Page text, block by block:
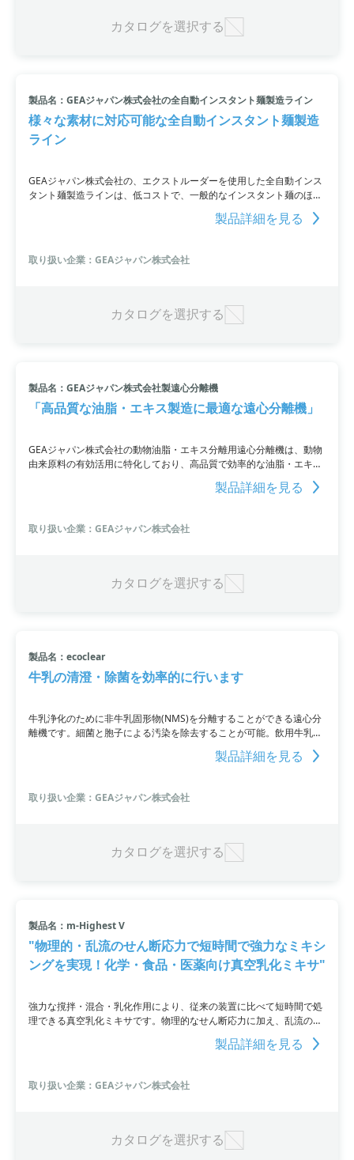
す。さらにフライ工程の効率化や洗浄の簡素化を図ることができま
カタログを選択する
製品名：GEAジャパン株式会社の全自動インスタント麺製造ライン
様々な素材に対応可能な全自動インスタント麺製造
ライン
GEAジャパン株式会社の、エクストルーダーを使用した全自動インス
タント麺製造ラインは、低コストで、一般的なインスタント麺のほ
か、米粉麺など様々な素材を麺にすることが可能です。シート成形か
ら麺のカット、茹で工程やフライ工程まで、全ての工程に対応し、乾
製品詳細を見る
取り扱い企業：GEAジャパン株式会社
カタログを選択する
製品名：GEAジャパン株式会社製遠心分離機
「高品質な油脂・エキス製造に最適な遠心分離機」
GEAジャパン株式会社の動物油脂・エキス分離用遠心分離機は、動物
由来原料の有効活用に特化しており、高品質で効率的な油脂・エキス
の製造を実現し、単体供給からユニット供給まで様々な要望に対応可
能です。また、3相分離機能やCIP対応で、幅広いグレードにも対応で
製品詳細を見る
取り扱い企業：GEAジャパン株式会社
カタログを選択する
製品名：ecoclear
牛乳の清澄・除菌を効率的に行います
牛乳浄化のために非牛乳固形物(NMS)を分離することができる遠心分
離機です。細菌と胞子による汚染を除去することが可能。飲用牛乳や
チーズ作り用牛乳の浄化、乳清濃縮物の加工まで広範囲に対応してい
ます。スラッジ排出量の削減、完全自動洗浄機能も備えています。メ
か、お問い合わせください。
製品詳細を見る
取り扱い企業：GEAジャパン株式会社
カタログを選択する
製品名：m-Highest V
"物理的・乱流のせん断応力で短時間で強力なミキシ
ングを実現！化学・食品・医薬向け真空乳化ミキサ"
強力な撹拌・混合・乳化作用により、従来の装置に比べて短時間で処
理できる真空乳化ミキサです。物理的なせん断応力に加え、乱流のせ
ん断応力を利用することで、強力なミキシング能力を実現。撹拌時間
を最大１／2に短縮することができます。高せん断モードと低せん断
原料吸引システムも搭載しています。真空下でのキャビテーションを
抑え、振動・騒音・破損リスクを低減するよう設計されており、小容
製品詳細を見る
取り扱い企業：GEAジャパン株式会社
カタログを選択する